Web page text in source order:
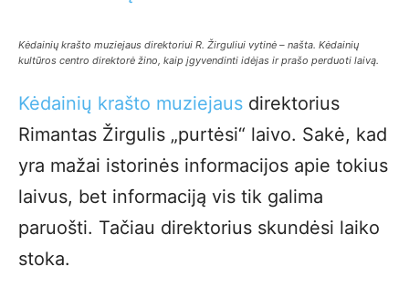
Kėdainių krašto muziejaus direktoriui R. Žirguliui vytinė – našta. Kėdainių
kultūros centro direktorė žino, kaip įgyvendinti idėjas ir prašo perduoti laivą.
Kėdainių krašto muziejaus direktorius
Rimantas Žirgulis „purtėsi“ laivo. Sakė, kad
yra mažai istorinės informacijos apie tokius
laivus, bet informaciją vis tik galima
paruošti. Tačiau direktorius skundėsi laiko
stoka.